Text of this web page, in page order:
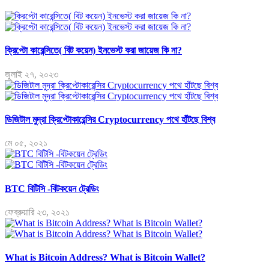
ক্রিপ্টো কারেন্সিতে( বিট কয়েন) ইনভেস্ট করা জায়েজ কি না?
জুলাই ২৭, ২০২৩
ডিজিটাল মুদ্রা ক্রিপ্টোকারেন্সির Cryptocurrency পথে হাঁটছে বিশ্ব
মে ০৫, ২০২১
BTC বিটিসি -বিটকয়েন ট্রেডিং
ফেব্রুয়ারি ২৩, ২০২১
What is Bitcoin Address? What is Bitcoin Wallet?